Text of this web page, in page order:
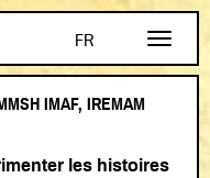
FR
EN
AR
contenu principal
IMAF, IREMAM
les histoires